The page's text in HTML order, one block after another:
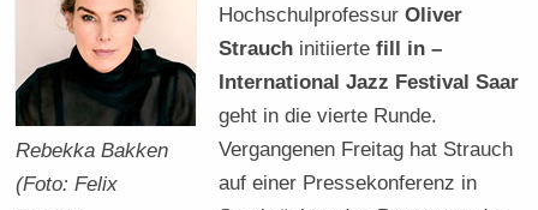
Rebekka Bakken
(Foto: Felix
HochschulprofessurOliver
Strauch initiiertefill in –
International Jazz Festival Saar
geht in die vierte Runde.
Vergangenen Freitag hat Strauch
auf einer Pressekonferenz in